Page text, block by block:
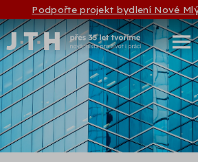
Podpořte projekt bydlení Nové